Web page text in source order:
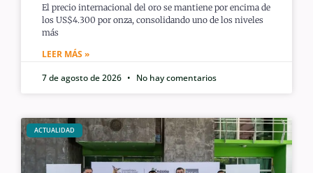
El precio internacional del oro se mantiene por encima de
los US$4.300 por onza, consolidando uno de los niveles
más
LEER MÁS »
7 de agosto de 2026
No hay comentarios
ACTUALIDAD